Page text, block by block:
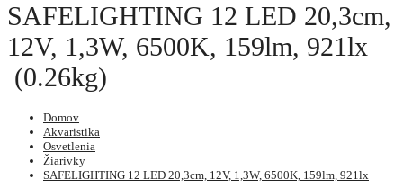
SAFELIGHTING 12 LED 20,3cm,
12V, 1,3W, 6500K, 159lm, 921lx
(0.26kg)
Domov
Akvaristika
Osvetlenia
Žiarivky
SAFELIGHTING 12 LED 20,3cm, 12V, 1,3W, 6500K, 159lm, 921lx